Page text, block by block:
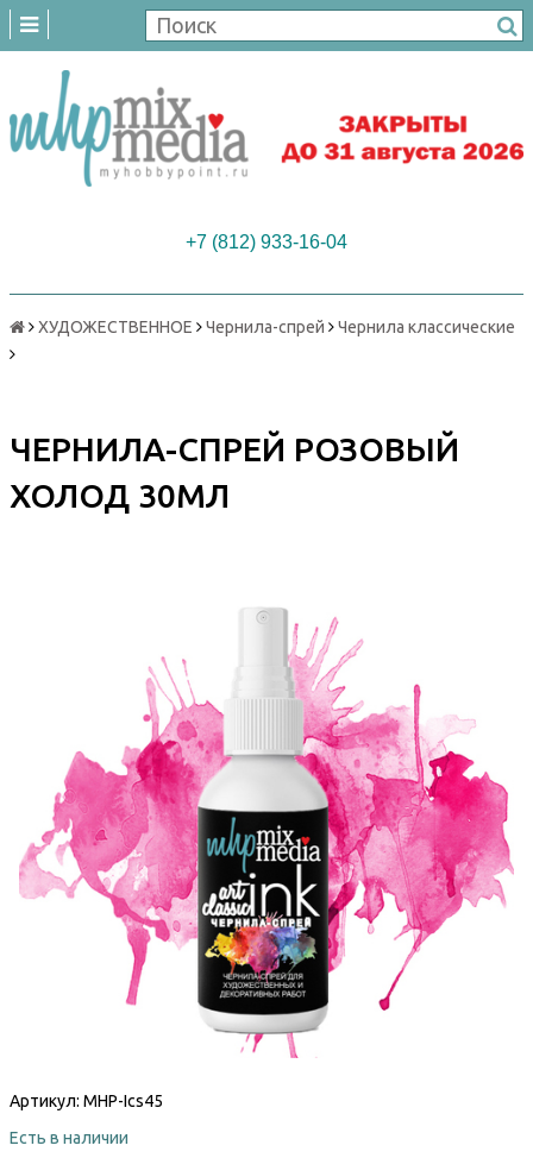
+7 (812) 933-16-04
ХУДОЖЕСТВЕННОЕ Чернила-спрей Чернила классические
ЧЕРНИЛА-СПРЕЙ РОЗОВЫЙ
ХОЛОД 30МЛ
Артикул: MHP-Ics45
Есть в наличии